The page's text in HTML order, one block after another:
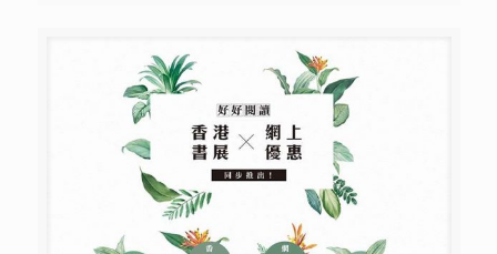
記》新書，以視覺欣賞北區風光、以觸感領略名勝特色、以
嗅覺呼吸自然清新，並以聽覺體會北區熱鬧；藉此讓讀者重
新認識北區的歷史文化和社區發展。 新書將於網上及「香
港書展2021」綜合書刊館1C-A38「青協書室」同步發售，
書展期間可獲八折優惠。詳情可瀏覽網站
books.hkfyg.org.hk。 新冠病毒疫情下，外遊變得遙不可
及。學院除了出版上述新書，更推出一系列感官體驗活動，
讓公眾以嶄新、多重角度認識這個歷史悠久的社區。 活動
簡介 日期 時間 浪行尋味 (視覺、嗅覺和味覺體驗) 了解前
粉嶺裁判法院活化為青協領袖學院的保育工作， 再到聯和墟